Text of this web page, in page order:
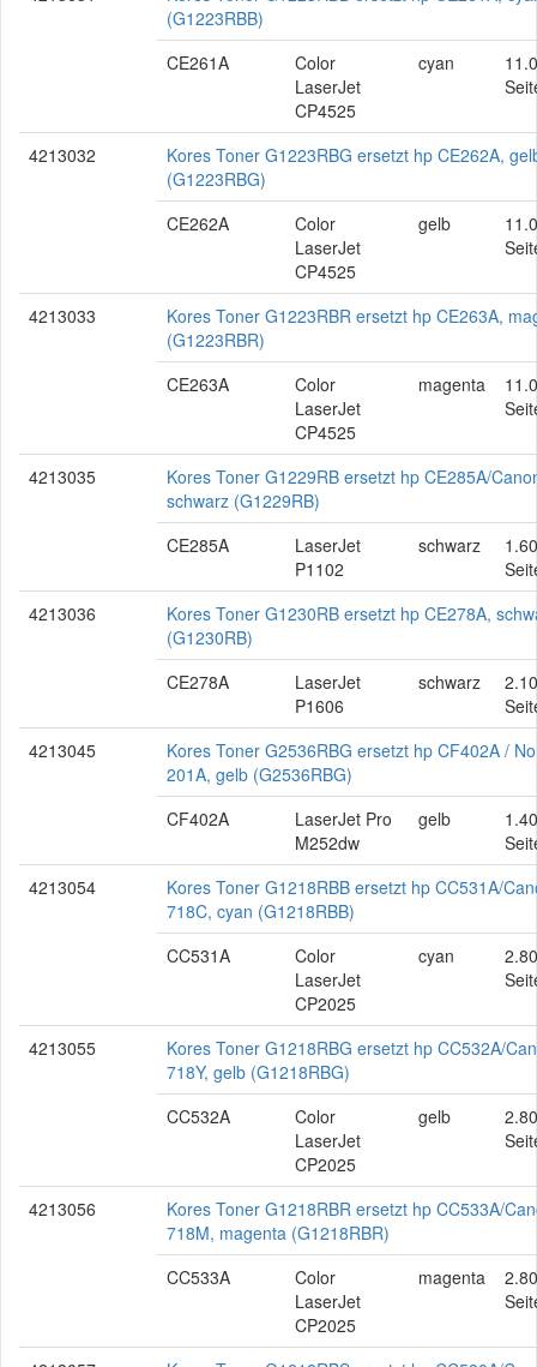
(G1223RBB)
CE261A
Color
LaserJet
CP4525
cyan
4213032
Kores Toner G1223RBG ersetzt hp CE262A,
(G1223RBG)
CE262A
Color
LaserJet
CP4525
gelb
4213033
Kores Toner G1223RBR ersetzt hp CE263A,
(G1223RBR)
CE263A
Color
LaserJet
CP4525
magenta
4213035
Kores Toner G1229RB ersetzt hp CE285A/
schwarz (G1229RB)
CE285A
LaserJet
P1102
schwarz
4213036
Kores Toner G1230RB ersetzt hp CE278A,
(G1230RB)
CE278A
LaserJet
P1606
schwarz
4213045
Kores Toner G2536RBG ersetzt hp CF402A /
201A, gelb (G2536RBG)
CF402A
LaserJet Pro
M252dw
gelb
4213054
Kores Toner G1218RBB ersetzt hp CC531A/
718C, cyan (G1218RBB)
CC531A
Color
LaserJet
CP2025
cyan
4213055
Kores Toner G1218RBG ersetzt hp CC532A/
718Y, gelb (G1218RBG)
CC532A
Color
LaserJet
CP2025
gelb
4213056
Kores Toner G1218RBR ersetzt hp CC533A/
718M, magenta (G1218RBR)
CC533A
Color
LaserJet
CP2025
magenta